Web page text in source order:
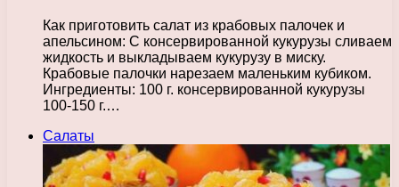
Как приготовить салат из крабовых палочек и
апельсином: С консервированной кукурузы сливаем
жидкость и выкладываем кукурузу в миску.
Крабовые палочки нарезаем маленьким кубиком.
Ингредиенты: 100 г. консервированной кукурузы
100-150 г.…
Салаты